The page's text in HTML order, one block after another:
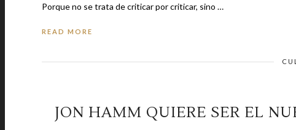
Porque no se trata de criticar por criticar, sino …
READ MORE
JON HAMM QUIERE SER EL